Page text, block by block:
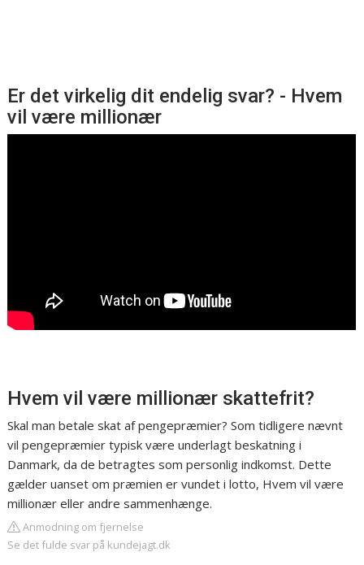
Er det virkelig dit endelig svar? - Hvem
vil være millionær
Hvem vil være millionær skattefrit?
Skal man betale skat af pengepræmier? Som tidligere nævnt
vil pengepræmier typisk være underlagt beskatning i
Danmark, da de betragtes som personlig indkomst. Dette
gælder uanset om præmien er vundet i lotto, Hvem vil være
millionær eller andre sammenhænge.
Anmodning om fjernelse
Se det fulde svar på kundejagt.dk